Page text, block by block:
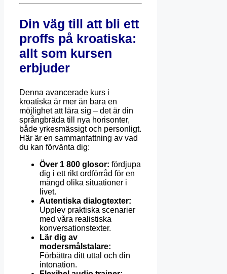
Din väg till att bli ett
proffs på kroatiska:
allt som kursen
erbjuder
Denna avancerade kurs i
kroatiska är mer än bara en
möjlighet att lära sig – det är din
språngbräda till nya horisonter,
både yrkesmässigt och personligt.
Här är en sammanfattning av vad
du kan förvänta dig:
Över 1 800 glosor: fördjupa
dig i ett rikt ordförråd för en
mängd olika situationer i
livet.
Autentiska dialogtexter:
Upplev praktiska scenarier
med våra realistiska
konversationstexter.
Lär dig av
modersmålstalare:
Förbättra ditt uttal och din
intonation.